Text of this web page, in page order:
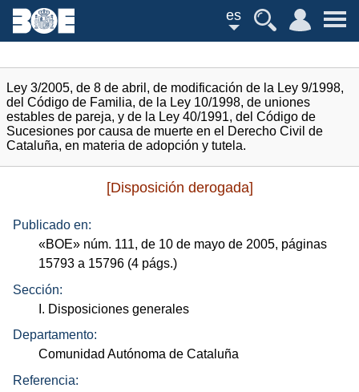
es
Ley 3/2005, de 8 de abril, de modificación de la Ley 9/1998,
del Código de Familia, de la Ley 10/1998, de uniones
estables de pareja, y de la Ley 40/1991, del Código de
Sucesiones por causa de muerte en el Derecho Civil de
Cataluña, en materia de adopción y tutela.
[Disposición derogada]
Publicado en:
«BOE» núm. 111, de 10 de mayo de 2005, páginas
15793 a 15796 (4 págs.)
Sección:
I. Disposiciones generales
Departamento:
Comunidad Autónoma de Cataluña
Referencia: